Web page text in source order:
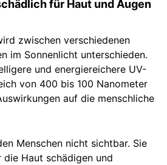
für Haut und Augen
zwischen verschiedenen
im Sonnenlicht unterschieden.
und energiereichere UV-
von 400 bis 100 Nanometer
auf die menschliche
Menschen nicht sichtbar. Sie
Haut schädigen und